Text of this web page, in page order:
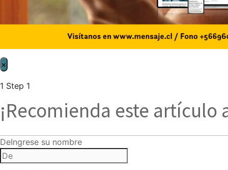
×
1 Step 1
¡Recomienda este artículo
DeIngrese su nombre